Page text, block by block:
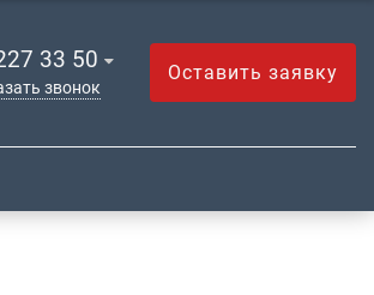
33 50
звонок
Оставить заявку